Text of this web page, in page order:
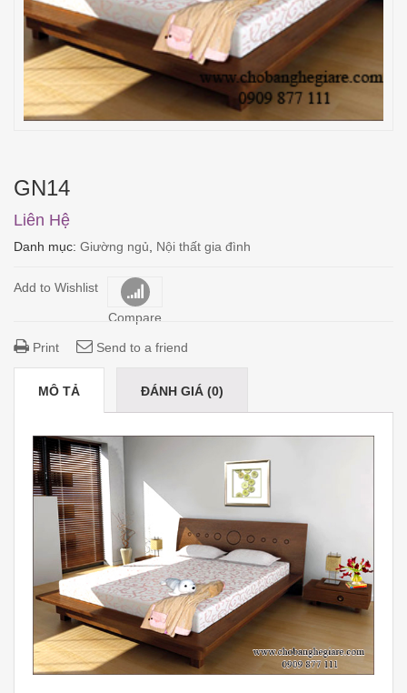
GN14
Liên Hệ
Danh mục: Giường ngủ Nội thất gia đình
Add to Wishlist
Compare
Print Send to a friend
MÔ TẢ ĐÁNH GIÁ (0)